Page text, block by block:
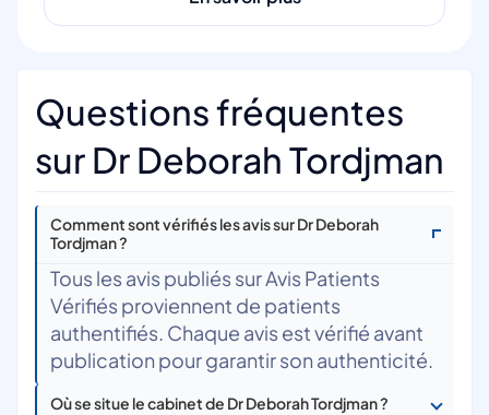
Questions fréquentes
sur Dr Deborah Tordjman
Comment sont vérifiés les avis sur Dr Deborah
Tordjman ?
Tous les avis publiés sur Avis Patients
Vérifiés proviennent de patients
authentifiés. Chaque avis est vérifié avant
publication pour garantir son authenticité.
Où se situe le cabinet de Dr Deborah Tordjman ?